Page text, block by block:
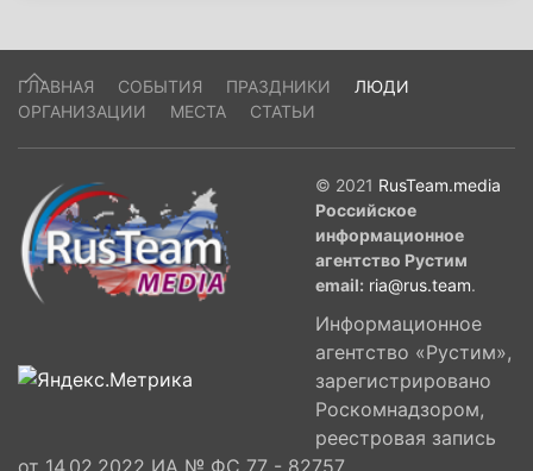
ГЛАВНАЯ СОБЫТИЯ ПРАЗДНИКИ
ЛЮДИ
ОРГАНИЗАЦИИ
МЕСТА СТАТЬИ
© 2021 RusTeam.media
Российское
информационное
агентство Рустим
email: ria@rus.team.
Информационное
агентство «Рустим»,
зарегистрировано
Роскомнадзором,
реестровая запись
от 14.02.2022 ИА № ФС 77 - 82757,